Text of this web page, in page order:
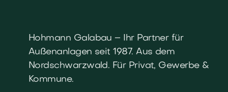
Hohmann Galabau – Ihr Partner für
Außenanlagen seit 1987. Aus dem
Nordschwarzwald. Für Privat, Gewerbe &
Kommune.